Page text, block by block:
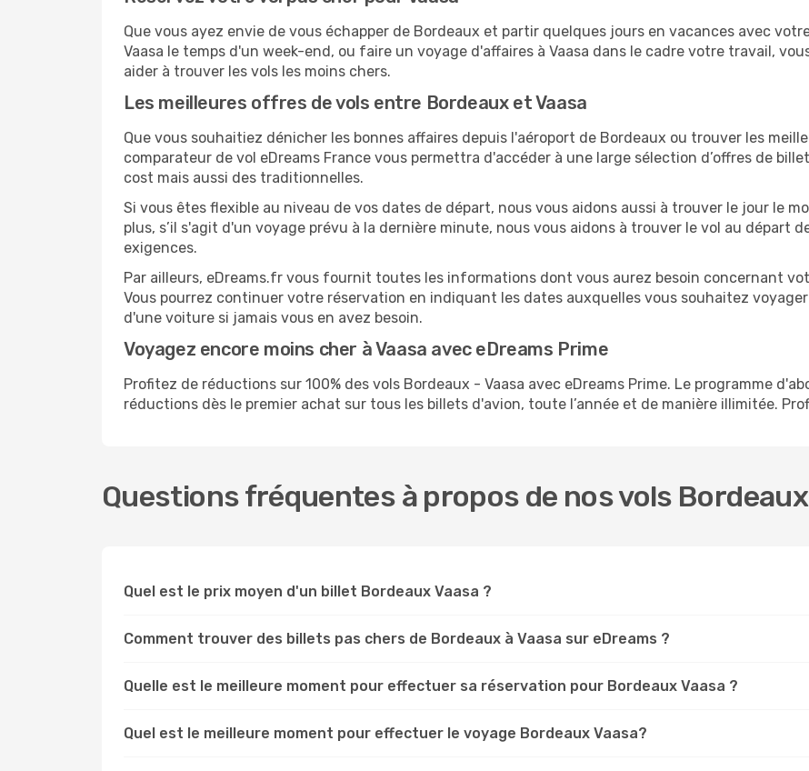
Que vous ayez envie de vous échapper de Bordeaux et partir quelques jours en vacances avec
Vaasa le temps d'un week-end, ou faire un voyage d'affaires à Vaasa dans le cadre votre travail,
aider à trouver les vols les moins chers.
Les meilleures offres de vols entre Bordeaux et Vaasa
Que vous souhaitiez dénicher les bonnes affaires depuis l'aéroport de Bordeaux ou trouver les
comparateur de vol eDreams France vous permettra d'accéder à une large sélection d’offres de
cost mais aussi des traditionnelles.
Si vous êtes flexible au niveau de vos dates de départ, nous vous aidons aussi à trouver le jour le
plus, s’il s'agit d'un voyage prévu à la dernière minute, nous vous aidons à trouver le vol au départ
exigences.
Par ailleurs, eDreams.fr vous fournit toutes les informations dont vous aurez besoin concernant
Vous pourrez continuer votre réservation en indiquant les dates auxquelles vous souhaitez
d'une voiture si jamais vous en avez besoin.
Voyagez encore moins cher à Vaasa avec eDreams Prime
Profitez de réductions sur 100% des vols Bordeaux - Vaasa avec eDreams Prime. Le programme
réductions dès le premier achat sur tous les billets d'avion, toute l’année et de manière illimitée.
Questions fréquentes à propos de nos vols
Quel est le prix moyen d'un billet Bordeaux Vaasa ?
Comment trouver des billets pas chers de Bordeaux à Vaasa sur eDreams ?
Quelle est le meilleure moment pour effectuer sa réservation pour Bordeaux Vaasa ?
Quel est le meilleure moment pour effectuer le voyage Bordeaux Vaasa?